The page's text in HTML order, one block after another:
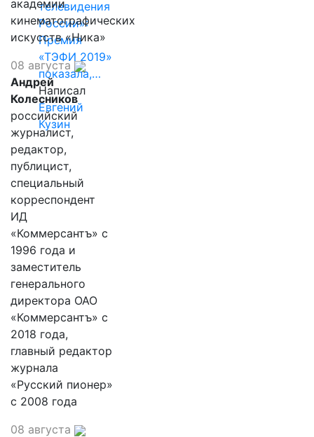
телевидения
России»:
Премия
«ТЭФИ 2019»
показала,…
Написал
Евгений
Кузин
академии
кинематографических
искусств «Ника»
08 августа
Андрей
Колесников
российский
журналист,
редактор,
публицист,
специальный
корреспондент
ИД
«Коммерсантъ» с
1996 года и
заместитель
генерального
директора ОАО
«Коммерсантъ» с
2018 года,
главный редактор
журнала
«Русский пионер»
с 2008 года
08 августа